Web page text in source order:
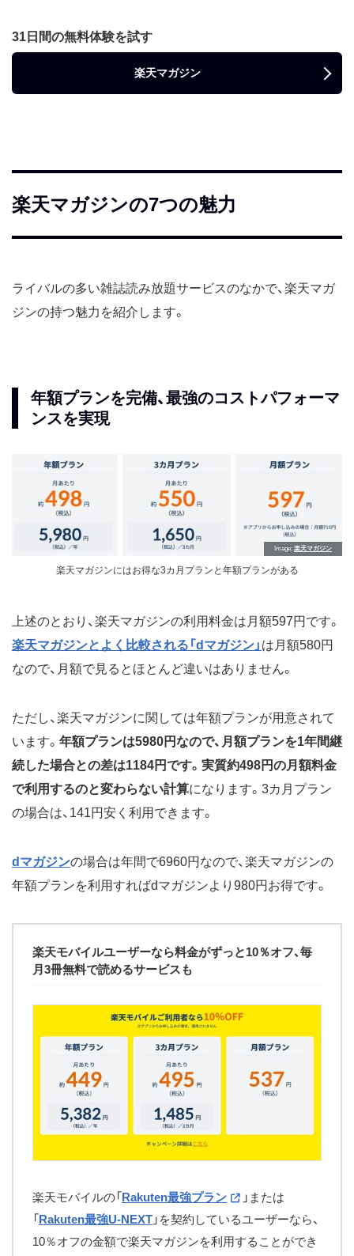
31日間の無料体験を試す
楽天マガジン
楽天マガジンの7つの魅力
ライバルの多い雑誌読み放題サービスのなかで、楽天マガ
ジンの持つ魅力を紹介します。
年額プランを完備、最強のコストパフォーマ
ンスを実現
Image 楽天マガジン
楽天マガジンにはお得な3カ月プランと年額プランがある
上述のとおり、楽天マガジンの利用料金は月額597円です。
楽天マガジンとよく比較される「dマガジン」 は月額580円
なので、月額で見るとほとんど違いはありません。
ただし、楽天マガジンに関しては年額プランが用意されて
います。 年額プランは5980円なので、月額プランを1年間継
続した場合との差は1184円です。実質約498円の月額料金
で利用するのと変わらない計算になります。3カ月プラン
の場合は、141円安く利用できます。
dマガジンの場合は年間で6960円なので、楽天マガジンの
年額プランを利用すればdマガジンより980円お得です。
楽天モバイルユーザーなら料金がずっと10％オフ、毎
月3冊無料で読めるサービスも
楽天モバイルの「Rakuten最強プラン
」または
「Rakuten最強U-NEXT 」を契約しているユーザーなら、
10％オフの金額で楽天マガジンを利用することができ